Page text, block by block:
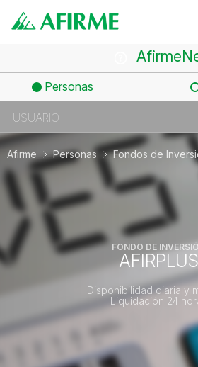
Personas
Afirme Personas Fondos de
FONDO DE
AFIRPLUS
Disponibilidad diaria y
Liquidación 24